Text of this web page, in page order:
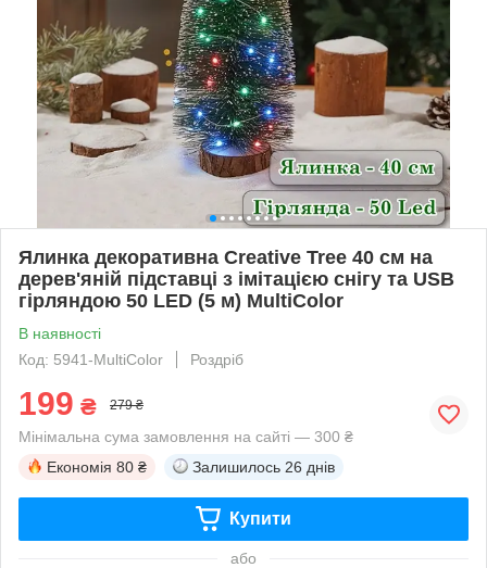
Ялинка декоративна Creative Tree 40 см на
дерев'яній підставці з імітацією снігу та USB
гірляндою 50 LED (5 м) MultiColor
В наявності
Код: 5941-MultiColor
Роздріб
199 ₴ 279 ₴
Мінімальна сума замовлення на сайті — 300 ₴
Економія 80 ₴ Залишилось 26 днів
Купити
або